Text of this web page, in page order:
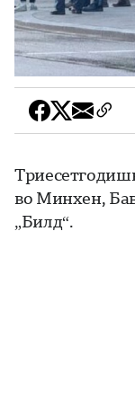
во Минхен,
„Билд“.